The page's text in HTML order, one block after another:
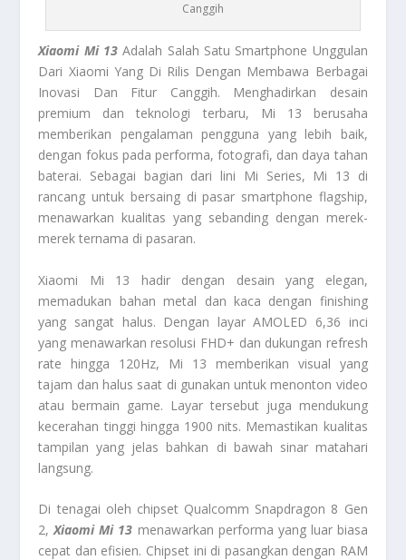
Canggih
Xiaomi Mi 13 Adalah Salah Satu Smartphone Unggulan
Dari Xiaomi Yang Di Rilis Dengan Membawa Berbagai
Inovasi Dan Fitur Canggih. Menghadirkan desain
premium dan teknologi terbaru, Mi 13 berusaha
memberikan pengalaman pengguna yang lebih baik,
dengan fokus pada performa, fotografi, dan daya tahan
baterai. Sebagai bagian dari lini Mi Series, Mi 13 di
rancang untuk bersaing di pasar smartphone flagship,
menawarkan kualitas yang sebanding dengan merek-
merek ternama di pasaran.
Xiaomi Mi 13 hadir dengan desain yang elegan,
memadukan bahan metal dan kaca dengan finishing
yang sangat halus. Dengan layar AMOLED 6,36 inci
yang menawarkan resolusi FHD+ dan dukungan refresh
rate hingga 120Hz, Mi 13 memberikan visual yang
tajam dan halus saat di gunakan untuk menonton video
atau bermain game. Layar tersebut juga mendukung
kecerahan tinggi hingga 1900 nits. Memastikan kualitas
tampilan yang jelas bahkan di bawah sinar matahari
langsung.
Di tenagai oleh chipset Qualcomm Snapdragon 8 Gen
2,Xiaomi Mi 13 menawarkan performa yang luar biasa
cepat dan efisien. Chipset ini di pasangkan dengan RAM